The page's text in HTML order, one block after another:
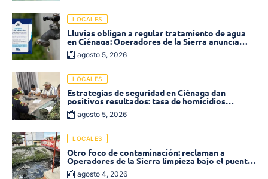
LOCALES
Lluvias obligan a regular tratamiento de agua
en Ciénaga: Operadores de la Sierra anuncia
baja presión en varios sectores
agosto 5, 2026
LOCALES
Estrategias de seguridad en Ciénaga dan
positivos resultados: tasa de homicidios
disminuyó un 58% en 2026
agosto 5, 2026
LOCALES
Otro foco de contaminación: reclaman a
Operadores de la Sierra limpieza bajo el puente
de la calle 19 con carrera 11
agosto 4, 2026